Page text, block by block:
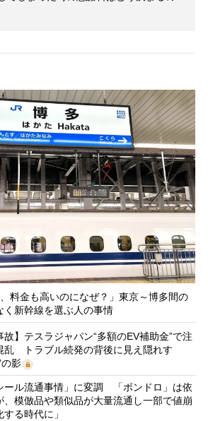
、料金も高いのになぜ？」東京～博多間の
く新幹線を選ぶ人の事情
故】テスラジャパン“多額のEV補助金”で注
乱 トラブル続発の背後に見え隠れす
の影
ール流通事情」に変調 「ボンドロ」は依
、模倣品や類似品が大量流通し一部で値崩
る時代に」